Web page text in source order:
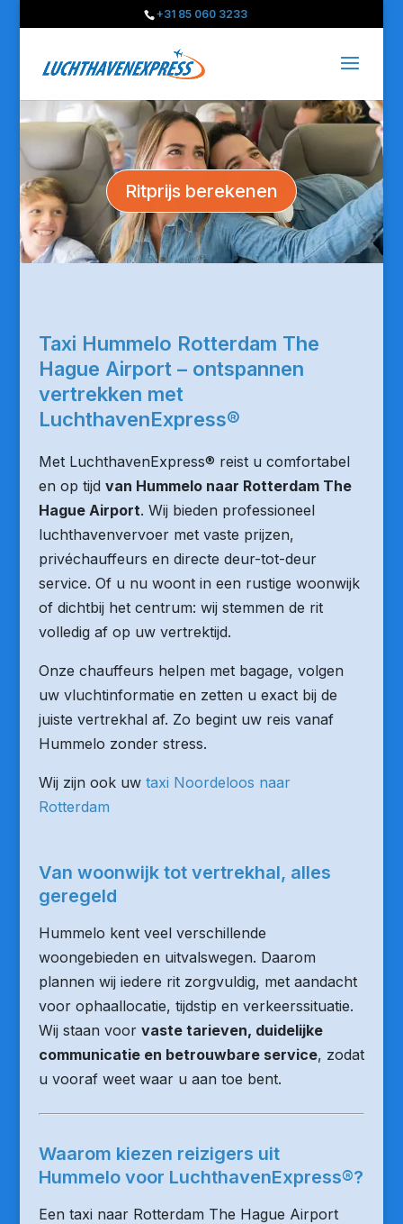
+31 85 060 3233
Ritprijs berekenen
Taxi Hummelo Rotterdam The
Hague Airport – ontspannen
vertrekken met
LuchthavenExpress®
Met LuchthavenExpress® reist u comfortabel
en op tijd van Hummelo naar Rotterdam The
Hague Airport. Wij bieden professioneel
luchthavenvervoer met vaste prijzen,
privéchauffeurs en directe deur-tot-deur
service. Of u nu woont in een rustige woonwijk
of dichtbij het centrum: wij stemmen de rit
volledig af op uw vertrektijd.
Onze chauffeurs helpen met bagage, volgen
uw vluchtinformatie en zetten u exact bij de
juiste vertrekhal af. Zo begint uw reis vanaf
Hummelo zonder stress.
Wij zijn ook uw taxi Noordeloos naar
Rotterdam
Van woonwijk tot vertrekhal, alles
geregeld
Hummelo kent veel verschillende
woongebieden en uitvalswegen. Daarom
plannen wij iedere rit zorgvuldig, met aandacht
voor ophaallocatie, tijdstip en verkeerssituatie.
Wij staan voor vaste tarieven, duidelijke
communicatie en betrouwbare service, zodat
u vooraf weet waar u aan toe bent.
Waarom kiezen reizigers uit
Hummelo voor LuchthavenExpress®?
Een taxi naar Rotterdam The Hague Airport